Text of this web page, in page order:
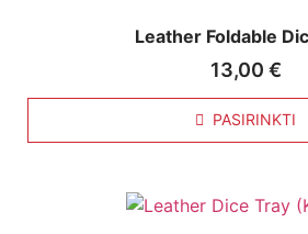
Leather Foldable
13,00 €
PASIRINKTI